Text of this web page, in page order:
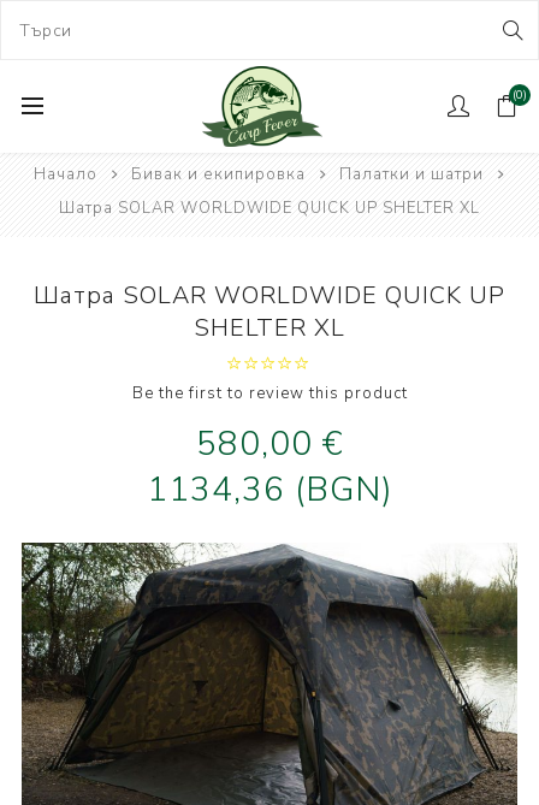
(0)
Начало Бивак и екипировка
Палатки и шатри
Шатра SOLAR WORLDWIDE QUICK UP SHELTER XL
Шатра SOLAR WORLDWIDE QUICK UP
SHELTER XL
Be the first to review this product
580,00 €
1134,36 (BGN)